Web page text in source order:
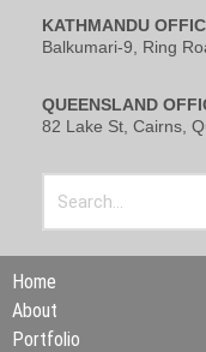
KATHMANDU
Balkumari-9, Ring
QUEENSLAND
82 Lake St, Cairns,
Home
About
Portfolio